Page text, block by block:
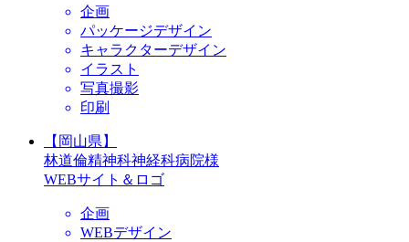
企画
パッケージデザイン
キャラクターデザイン
イラスト
写真撮影
印刷
【岡山県】
林道倫精神科神経科病院様
WEBサイト＆ロゴ
企画
WEBデザイン